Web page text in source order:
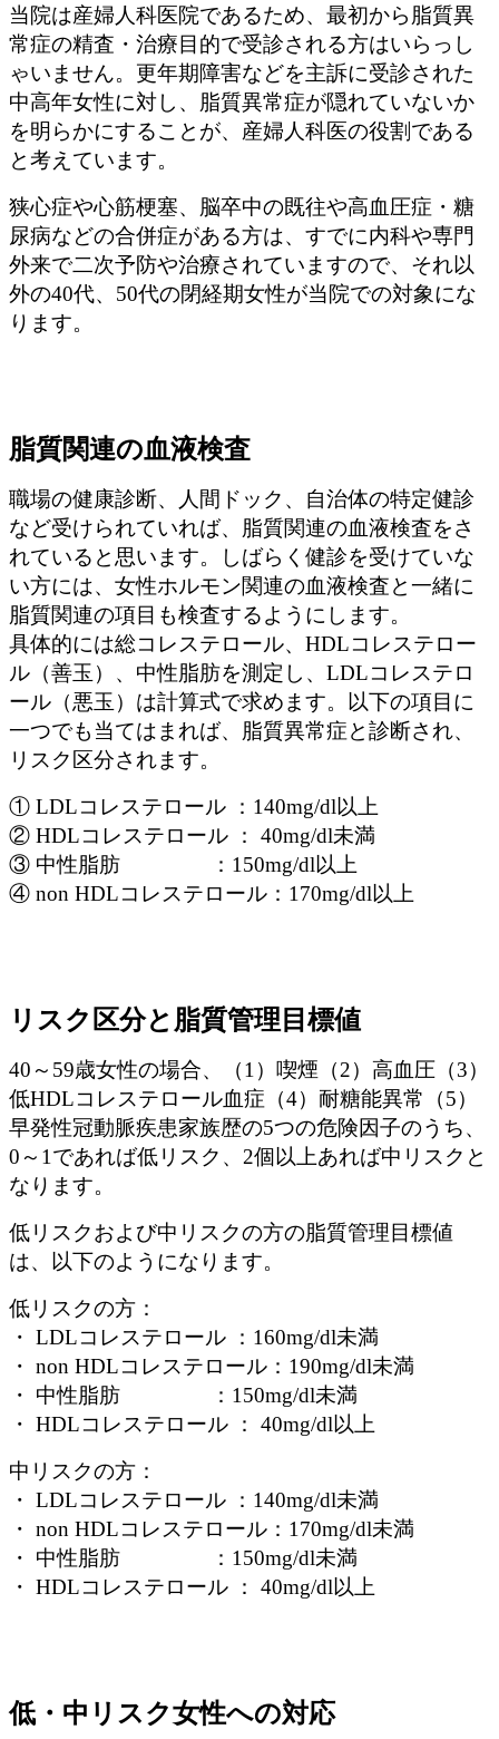
当院は産婦人科医院であるため、最初から脂質異
常症の精査・治療目的で受診される方はいらっし
ゃいません。更年期障害などを主訴に受診された
中高年女性に対し、脂質異常症が隠れていないか
を明らかにすることが、産婦人科医の役割である
と考えています。
狭心症や心筋梗塞、脳卒中の既往や高血圧症・糖
尿病などの合併症がある方は、すでに内科や専門
外来で二次予防や治療されていますので、それ以
外の40代、50代の閉経期女性が当院での対象にな
ります。
脂質関連の血液検査
職場の健康診断、人間ドック、自治体の特定健診
など受けられていれば、脂質関連の血液検査をさ
れていると思います。しばらく健診を受けていな
い方には、女性ホルモン関連の血液検査と一緒に
脂質関連の項目も検査するようにします。
具体的には総コレステロール、HDLコレステロー
ル（善玉）、中性脂肪を測定し、LDLコレステロ
ール（悪玉）は計算式で求めます。以下の項目に
一つでも当てはまれば、脂質異常症と診断され、
リスク区分されます。
① LDLコレステロール ：140mg/dl以上
② HDLコレステロール ： 40mg/dl未満
③ 中性脂肪 ：150mg/dl以上
④ non HDLコレステロール：170mg/dl以上
リスク区分と脂質管理目標値
40～59歳女性の場合、（1）喫煙（2）高血圧（3）
低HDLコレステロール血症（4）耐糖能異常（5）
早発性冠動脈疾患家族歴の5つの危険因子のうち、
0～1であれば低リスク、2個以上あれば中リスクと
なります。
低リスクおよび中リスクの方の脂質管理目標値
は、以下のようになります。
低リスクの方：
・ LDLコレステロール ：160mg/dl未満
・ non HDLコレステロール：190mg/dl未満
・ 中性脂肪 ：150mg/dl未満
・ HDLコレステロール ： 40mg/dl以上
中リスクの方：
・ LDLコレステロール ：140mg/dl未満
・ non HDLコレステロール：170mg/dl未満
・ 中性脂肪 ：150mg/dl未満
・ HDLコレステロール ： 40mg/dl以上
低・中リスク女性への対応